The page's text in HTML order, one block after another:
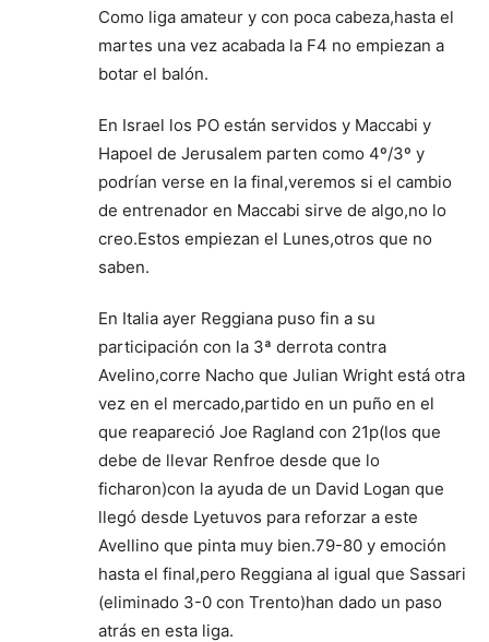
Como liga amateur y con poca cabeza,hasta el
martes una vez acabada la F4 no empiezan a
botar el balón.
En Israel los PO están servidos y Maccabi y
Hapoel de Jerusalem parten como 4º/3º y
podrían verse en la final,veremos si el cambio
de entrenador en Maccabi sirve de algo,no lo
creo.Estos empiezan el Lunes,otros que no
saben.
En Italia ayer Reggiana puso fin a su
participación con la 3ª derrota contra
Avelino,corre Nacho que Julian Wright está otra
vez en el mercado,partido en un puño en el
que reapareció Joe Ragland con 21p(los que
debe de llevar Renfroe desde que lo
ficharon)con la ayuda de un David Logan que
llegó desde Lyetuvos para reforzar a este
Avellino que pinta muy bien.79-80 y emoción
hasta el final,pero Reggiana al igual que Sassari
(eliminado 3-0 con Trento)han dado un paso
atrás en esta liga.